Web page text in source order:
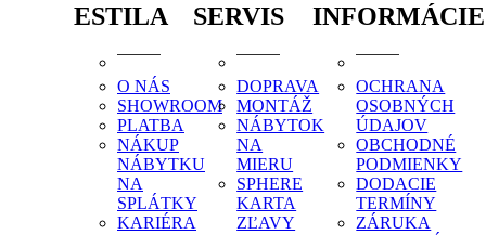
ESTILA
O NÁS
SHOWROOM
PLATBA
NÁKUP
NÁBYTKU
NA
SPLÁTKY
KARIÉRA
SERVIS
DOPRAVA
MONTÁŽ
NÁBYTOK
NA
MIERU
SPHERE
KARTA
ZĽAVY
INFORMÁCIE
OCHRANA
OSOBNÝCH
ÚDAJOV
OBCHODNÉ
PODMIENKY
DODACIE
TERMÍNY
ZÁRUKA